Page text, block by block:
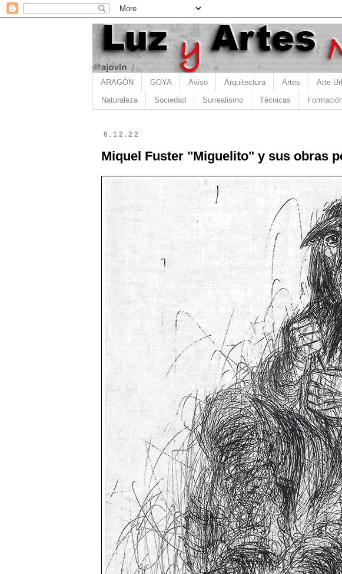
ARAGÓN GOYA Aviso Arquitectura Artes Arte
Naturaleza Sociedad Surrealismo Técnicas
6.12.22
Miquel Fuster "Miguelito" y sus obras